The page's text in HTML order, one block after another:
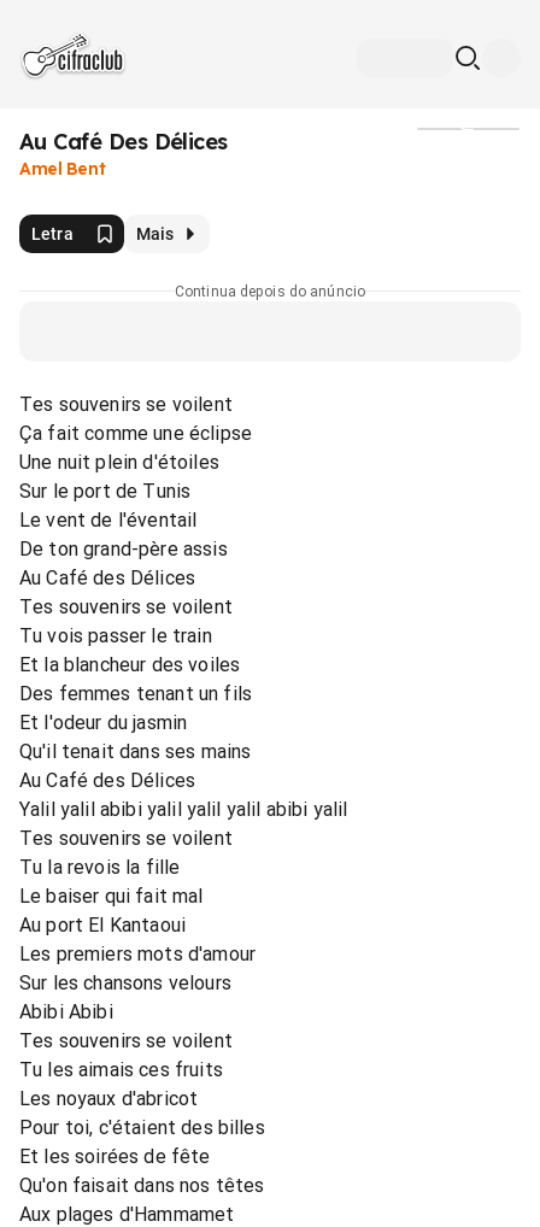
Au Café Des Délices
Amel Bent
Letra Mais
Continua depois do anúncio
Tes souvenirs se voilent
Ça fait comme une éclipse
Une nuit plein d'étoiles
Sur le port de Tunis
Le vent de l'éventail
De ton grand-père assis
Au Café des Délices
Tes souvenirs se voilent
Tu vois passer le train
Et la blancheur des voiles
Des femmes tenant un fils
Et l'odeur du jasmin
Qu'il tenait dans ses mains
Au Café des Délices
Yalil yalil abibi yalil yalil yalil abibi yalil
Tes souvenirs se voilent
Tu la revois la fille
Le baiser qui fait mal
Au port El Kantaoui
Les premiers mots d'amour
Sur les chansons velours
Abibi Abibi
Tes souvenirs se voilent
Tu les aimais ces fruits
Les noyaux d'abricot
Pour toi, c'étaient des billes
Et les soirées de fête
Qu'on faisait dans nos têtes
Aux plages d'Hammamet